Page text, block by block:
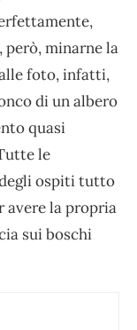
però, minarne la
foto, infatti,
di un albero
quasi
le
ospiti tutto
avere la propria
sui boschi